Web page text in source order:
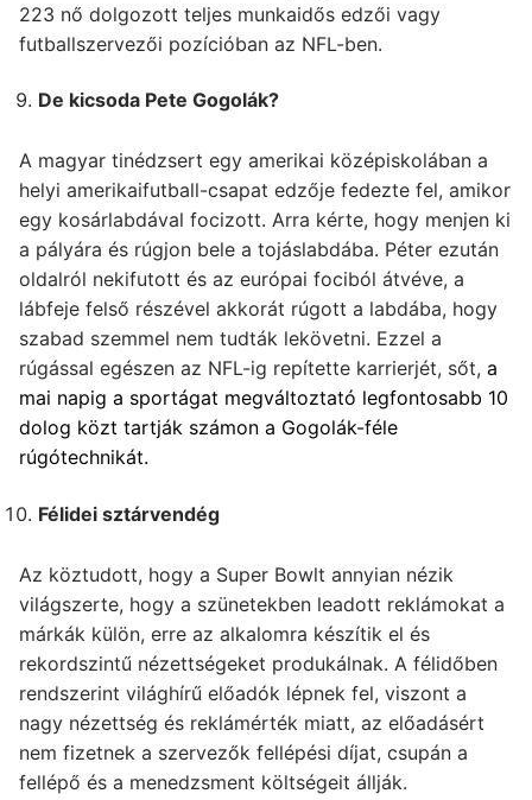
223 nő dolgozott teljes munkaidős edzői vagy
futballszervezői pozícióban az NFL-ben.
De kicsoda Pete Gogolák?
A magyar tinédzsert egy amerikai középiskolában a
helyi amerikaifutball-csapat edzője fedezte fel, amikor
egy kosárlabdával focizott. Arra kérte, hogy menjen ki
a pályára és rúgjon bele a tojáslabdába. Péter ezután
oldalról nekifutott és az európai fociból átvéve, a
lábfeje felső részével akkorát rúgott a labdába, hogy
szabad szemmel nem tudták lekövetni. Ezzel a
rúgással egészen az NFL-ig repítette karrierjét, sőt, a
mai napig a sportágat megváltoztató legfontosabb 10
dolog közt tartják számon a Gogolák-féle
rúgótechnikát.
Félidei sztárvendég
Az köztudott, hogy a Super Bowlt annyian nézik
világszerte, hogy a szünetekben leadott reklámokat a
márkák külön, erre az alkalomra készítik el és
rekordszintű nézettségeket produkálnak. A félidőben
rendszerint világhírű előadók lépnek fel, viszont a
nagy nézettség és reklámérték miatt, az előadásért
nem fizetnek a szervezők fellépési díjat, csupán a
fellépő és a menedzsment költségeit állják.